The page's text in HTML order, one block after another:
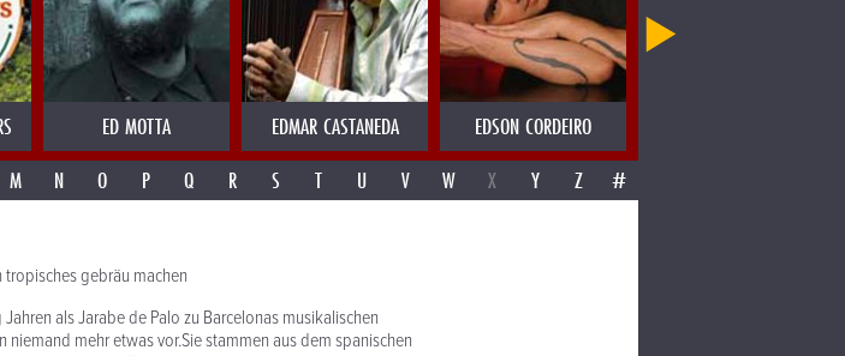
ED MOTTA EDMAR CASTANEDA EDSON CORDEIRO
M N O P Q R S T U V W X Y Z #
gebräu machen
als Jarabe de Palo zu Barcelonas musikalischen
mehr etwas vor.Sie stammen aus dem spanischen